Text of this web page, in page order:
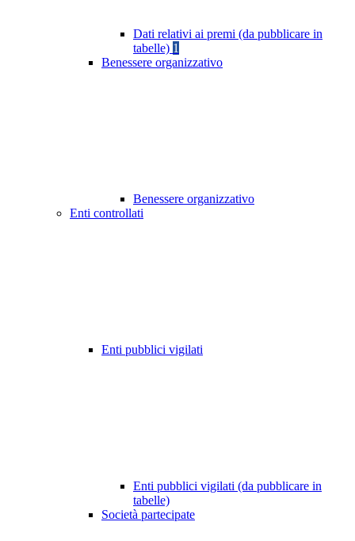
Dati relativi ai premi (da pubblicare in
tabelle) 1
Benessere organizzativo
Benessere organizzativo
Enti controllati
Enti pubblici vigilati
Enti pubblici vigilati (da pubblicare in
tabelle)
Società partecipate